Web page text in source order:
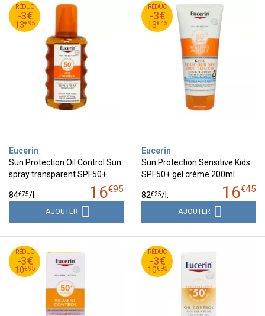
RÉDUC
-3€
13€95
16
€
95
13
€
95
Eucerin
Sun Protection Oil Control Sun
spray transparent SPF50+…
16€95
84€75/
AJOUTER
RÉDUC
-3€
13€45
16
€
45
13
€
45
Eucerin
Sun Protection Sensitive Kids
SPF50+ gel crème 200ml
16€45
82€25/
AJOUTER
RÉDUC
-3€
10€95
13
€
95
10
€
95
RÉDUC
-3€
10€95
13
€
95
10
€
95